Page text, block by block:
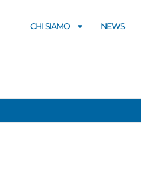
CHI SIAMO NEWS